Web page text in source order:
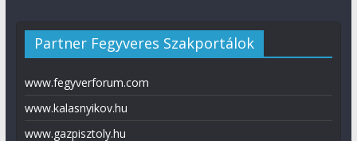
Partner Fegyveres Szakportálok
www.fegyverforum.com
www.kalasnyikov.hu
www.gazpisztoly.hu